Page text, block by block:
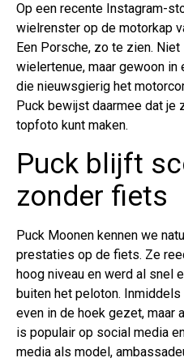
Op een recente Instagram-
wielrenster op de motorkap
Een Porsche, zo te zien.
wielertenue, maar gewoon in
die nieuwsgierig het
Puck bewijst daarmee dat je
topfoto kunt maken.
Puck blijft
zonder fiets
Puck Moonen kennen we
prestaties op de fiets. Ze
hoog niveau en werd al snel
buiten het peloton.
even in de hoek gezet, maar
is populair op social media
media als model,